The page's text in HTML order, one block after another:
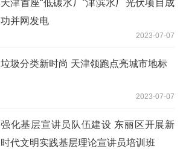
天津首座“低碳水厂”津滨水厂光伏项目成
功并网发电
2023-07-07
垃圾分类新时尚 天津领跑点亮城市地标
2023-07-07
强化基层宣讲员队伍建设 东丽区开展新
时代文明实践基层理论宣讲员培训班